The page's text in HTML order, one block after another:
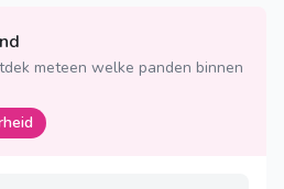
meteen welke panden binnen